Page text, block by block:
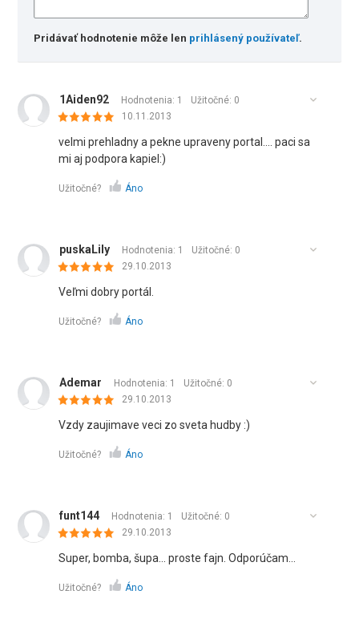
Pridávať hodnotenie môže len prihlásený používateľ.
1Aiden92 Hodnotenia: 1 Užitočné: 0
10.11.2013
velmi prehladny a pekne upraveny portal.... paci sa
mi aj podpora kapiel:)
Užitočné? Áno
puskaLily Hodnotenia: 1 Užitočné: 0
29.10.2013
Veľmi dobry portál.
Užitočné? Áno
Ademar Hodnotenia: 1 Užitočné: 0
29.10.2013
Vzdy zaujimave veci zo sveta hudby :)
Užitočné? Áno
funt144 Hodnotenia: 1 Užitočné: 0
29.10.2013
Super, bomba, šupa... proste fajn. Odporúčam...
Užitočné? Áno